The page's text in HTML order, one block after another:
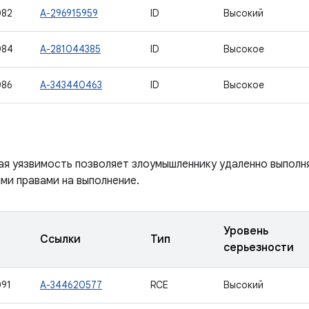
A-296915959 ID Высокий
A-281044385 ID Высокое
A-343440463 ID Высокое
уязвимость позволяет злоумышленнику удаленно
правами на выполнение.
Ссылки Тип
Уровень
серьезности
A-344620577 RCE Высокий